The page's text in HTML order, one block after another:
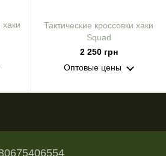
Тактические кроссовки хаки
Squad
2 250 грн
Оптовые цены